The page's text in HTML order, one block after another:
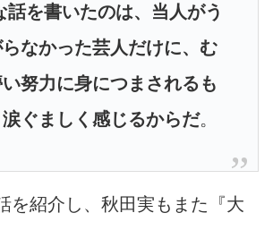
話を書いたのは、当人がう
なかった芸人だけに、む
努力に身につまされるも
ぐましく感じるからだ。
を紹介し、秋田実もまた『大